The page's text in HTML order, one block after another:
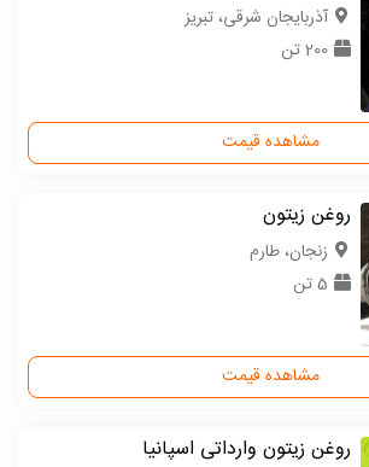
آذربایجان شرقی، تبریز
200 تن
مشاهده قیمت
روغن زیتون
زنجان، طارم
5 تن
مشاهده قیمت
روغن زیتون وارداتی اسپانیا